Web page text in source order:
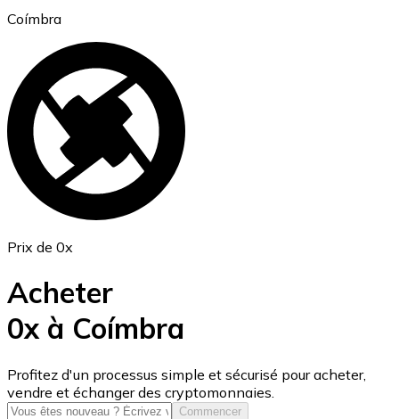
Ethereum
ETH
USD Coin
USDC
Coímbra
Prix de 0x
Acheter
0x à Coímbra
Profitez d'un processus simple et sécurisé pour acheter,
vendre et échanger des cryptomonnaies.
Commencer